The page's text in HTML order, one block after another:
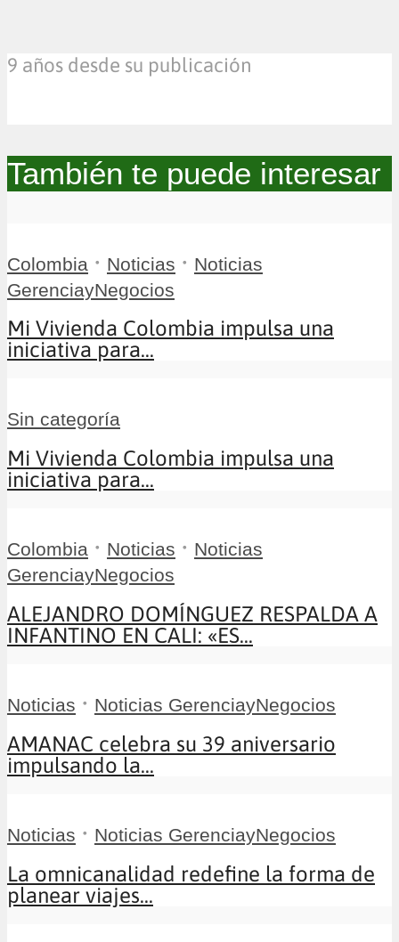
9 años desde su publicación
También te puede interesar
Colombia • Noticias • Noticias
GerenciayNegocios
Mi Vivienda Colombia impulsa una
iniciativa para...
Sin categoría
Mi Vivienda Colombia impulsa una
iniciativa para...
Colombia • Noticias • Noticias
GerenciayNegocios
ALEJANDRO DOMÍNGUEZ RESPALDA A
INFANTINO EN CALI: «ES...
Noticias • Noticias GerenciayNegocios
AMANAC celebra su 39 aniversario
impulsando la...
Noticias • Noticias GerenciayNegocios
La omnicanalidad redefine la forma de
planear viajes...